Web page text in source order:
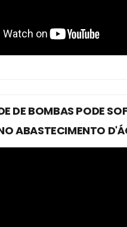
DE BOMBAS PODE
ABASTECIMENTO